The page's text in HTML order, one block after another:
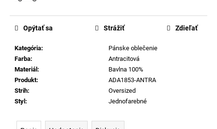
Kategória:
Pánske oblečenie
Farba:
Antracitová
Materiál :
Bavlna 100%
Produkt:
ADA1853-ANTRA
Strih:
Oversized
Styl : Jednofarebné
Opýtať sa Strážiť Zdieľať